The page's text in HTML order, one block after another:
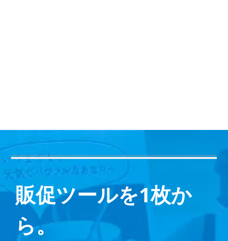
販促ツールを1枚か
ら。